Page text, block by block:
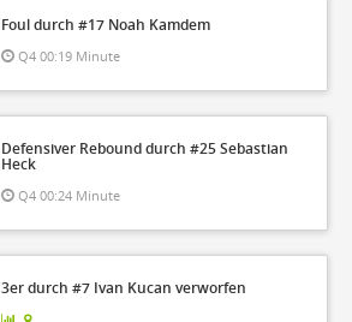
Foul durch #17 Noah Kamdem
Q4 00:19 Minute
Defensiver Rebound durch #25 Sebastian
Heck
Q4 00:24 Minute
3er durch #7 Ivan Kucan verworfen